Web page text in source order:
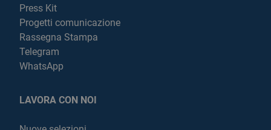
Press Kit
Progetti comunicazione
Rassegna Stampa
Telegram
WhatsApp
LAVORA CON NOI